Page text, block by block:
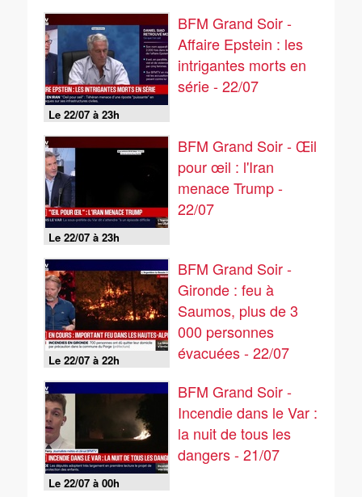
Le 22/07 à 23h
BFM Grand Soir -
Affaire Epstein : les
intrigantes morts en
série - 22/07
Le 22/07 à 23h
BFM Grand Soir - Œil
pour œil : l'Iran
menace Trump -
22/07
Le 22/07 à 22h
BFM Grand Soir -
Gironde : feu à
Saumos, plus de 3
000 personnes
évacuées - 22/07
Le 22/07 à 00h
BFM Grand Soir -
Incendie dans le Var :
la nuit de tous les
dangers - 21/07